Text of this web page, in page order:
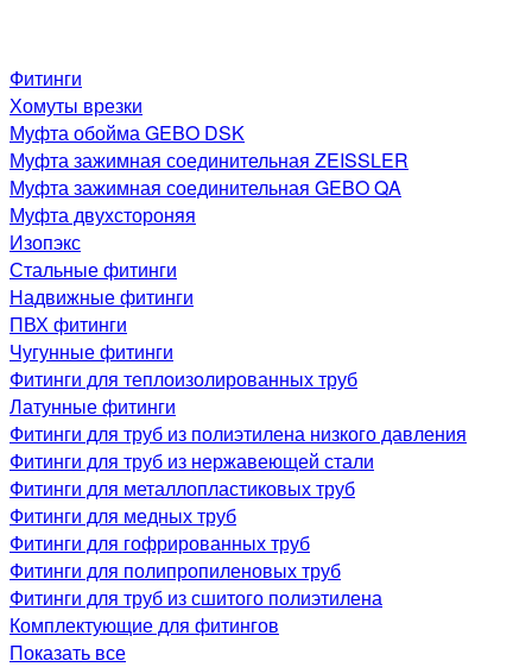
Фитинги
Хомуты врезки
Муфта обойма GEBO DSK
Муфта зажимная соединительная ZEISSLER
Муфта зажимная соединительная GEBO QA
Муфта двухстороняя
Изопэкс
Стальные фитинги
Надвижные фитинги
ПВХ фитинги
Чугунные фитинги
Фитинги для теплоизолированных труб
Латунные фитинги
Фитинги для труб из полиэтилена низкого давления
Фитинги для труб из нержавеющей стали
Фитинги для металлопластиковых труб
Фитинги для медных труб
Фитинги для гофрированных труб
Фитинги для полипропиленовых труб
Фитинги для труб из сшитого полиэтилена
Комплектующие для фитингов
Показать все